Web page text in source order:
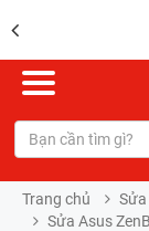
Trang chủ
Sửa Asus